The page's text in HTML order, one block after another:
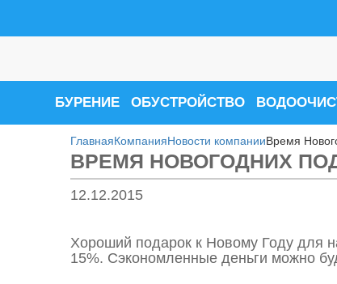
БУРЕНИЕ ОБУСТРОЙСТВО
ГлавнаяКомпанияНовости компанииВремя
ВРЕМЯ НОВОГОДНИХ
12.12.2015
Хороший подарок к Новому Году для
15%. Сэкономленные деньги можно